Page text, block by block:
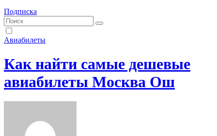
Подписка
Авиабилеты
Как найти самые дешевые
авиабилеты Москва Ош